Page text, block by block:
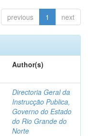
previous 1 next
Author(s)
Directoria Geral da
Instrucção Publica,
Governo do Estado
do Rio Grande do
Norte